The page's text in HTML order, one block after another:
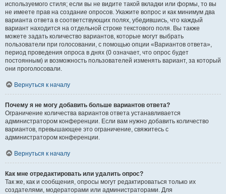
используемого стиля; если вы не видите такой вкладки или формы, то вы
не имеете прав на создание опросов. Укажите вопрос и как минимум два
варианта ответа в соответствующих полях, убедившись, что каждый
вариант находится на отдельной строке текстового поля. Вы также
можете задать количество вариантов, которые могут выбрать
пользователи при голосовании, с помощью опции «Вариантов ответа»,
период проведения опроса в днях (0 означает, что опрос будет
постоянным) и возможность пользователей изменять вариант, за который
они проголосовали.
Вернуться к началу
Почему я не могу добавить больше вариантов ответа?
Ограничение количества вариантов ответа устанавливается
администратором конференции. Если вам нужно добавить количество
вариантов, превышающее это ограничение, свяжитесь с
администратором конференции.
Вернуться к началу
Как мне отредактировать или удалить опрос?
Так же, как и сообщения, опросы могут редактироваться только их
создателями, модераторами или администраторами. Для